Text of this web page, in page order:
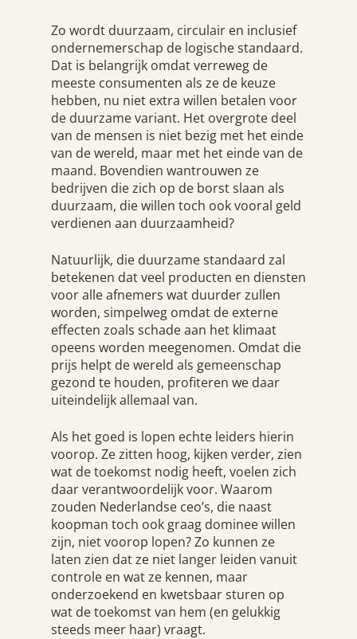
Zo wordt duurzaam, circulair en inclusief
ondernemerschap de logische standaard.
Dat is belangrijk omdat verreweg de
meeste consumenten als ze de keuze
hebben, nu niet extra willen betalen voor
de duurzame variant. Het overgrote deel
van de mensen is niet bezig met het einde
van de wereld, maar met het einde van de
maand. Bovendien wantrouwen ze
bedrijven die zich op de borst slaan als
duurzaam, die willen toch ook vooral geld
verdienen aan duurzaamheid?
Natuurlijk, die duurzame standaard zal
betekenen dat veel producten en diensten
voor alle afnemers wat duurder zullen
worden, simpelweg omdat de externe
effecten zoals schade aan het klimaat
opeens worden meegenomen. Omdat die
prijs helpt de wereld als gemeenschap
gezond te houden, profiteren we daar
uiteindelijk allemaal van.
Als het goed is lopen echte leiders hierin
voorop. Ze zitten hoog, kijken verder, zien
wat de toekomst nodig heeft, voelen zich
daar verantwoordelijk voor. Waarom
zouden Nederlandse ceo’s, die naast
koopman toch ook graag dominee willen
zijn, niet voorop lopen? Zo kunnen ze
laten zien dat ze niet langer leiden vanuit
controle en wat ze kennen, maar
onderzoekend en kwetsbaar sturen op
wat de toekomst van hem (en gelukkig
steeds meer haar) vraagt.